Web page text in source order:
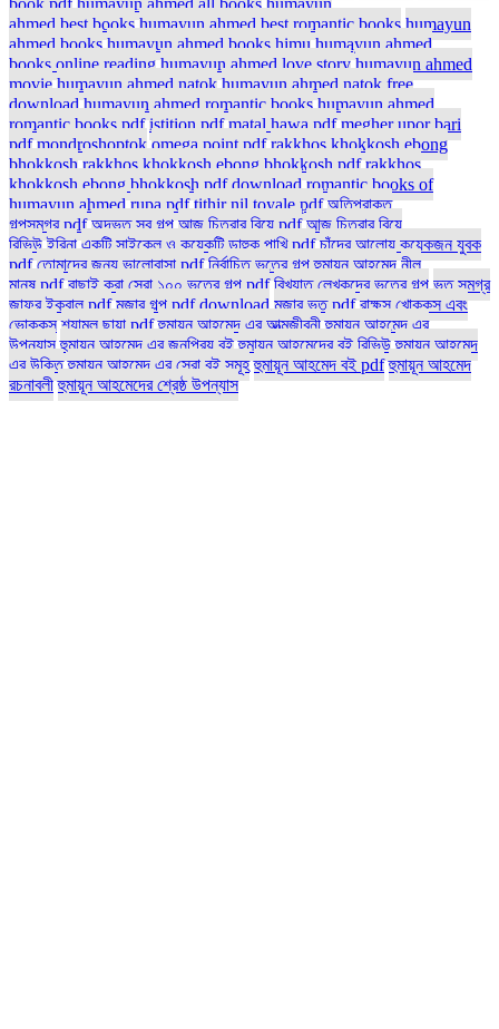
book pdf humayun ahmed all books humayun
ahmed best books humayun ahmed best romantic books humayun
ahmed books humayun ahmed books himu humayun ahmed
books online reading humayun ahmed love story humayun ahmed
movie humayun ahmed natok humayun ahmed natok free
download humayun ahmed romantic books humayun ahmed
romantic books pdf istition pdf matal hawa pdf megher upor bari
pdf mondroshoptok omega point pdf rakkhos khokkosh ebong
bhokkosh rakkhos khokkosh ebong bhokkosh pdf rakkhos
khokkosh ebong bhokkosh pdf download romantic books of
humayun ahmed rupa pdf tithir nil toyale pdf অতিপ্রাকৃত
গল্পসমগ্র pdf অদ্ভুত সব গল্প আজ চিত্রার বিয়ে pdf আজ চিত্রার বিয়ে
রিভিউ ইরিনা একটি সাইকেল ও কয়েকটি ডাহুক পাখি pdf চাঁদের আলোয় কয়েকজন যুবক
pdf তোমাদের জন্য ভালোবাসা pdf নির্বাচিত ভূতের গল্প হুমায়ূন আহমেদ নীল
মানুষ pdf বাছাই করা সেরা ১০০ ভুতের গল্প pdf বিখ্যাত লেখকদের ভূতের গল্প ভূত সমগ্র
জাফর ইকবাল pdf মজার গল্প pdf download মজার ভূত pdf রাক্ষস খোক্কস এবং
ভোক্কস শ্যামল ছায়া pdf হুমায়ুন আহমেদ এর আত্মজীবনী হুমায়ুন আহমেদ এর
উপন্যাস হুমায়ুন আহমেদ এর জনপ্রিয় বই হুমায়ুন আহমেদের বই রিভিউ হুমায়ূন আহমেদ
এর উক্তি হুমায়ূন আহমেদ এর সেরা বই সমূহ হুমায়ূন আহমেদ বই pdf হুমায়ূন আহমেদ
রচনাবলী হুমায়ূন আহমেদের শ্রেষ্ঠ উপন্যাস